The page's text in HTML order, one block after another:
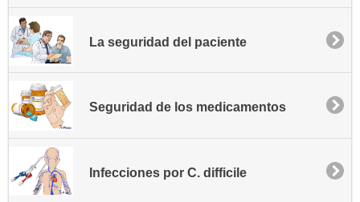
La seguridad del paciente
Seguridad de los medicamentos
Infecciones por C. difficile